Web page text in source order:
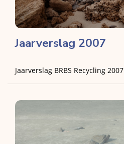
Jaarverslag 2007
Jaarverslag BRBS Recycling 2007